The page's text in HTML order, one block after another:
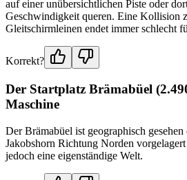
auf einer unübersichtlichen Piste oder
Geschwindigkeit queren. Eine Kollision
Gleitschirmleinen endet immer schlecht
Korrekt?
Der Startplatz Brämabüel
Maschine
Der Brämabüel ist geographisch
Jakobshorn Richtung Norden
jedoch eine eigenständige Welt.